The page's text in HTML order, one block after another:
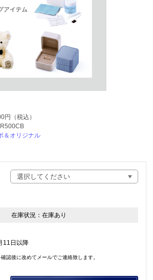
円
（税込）
＆オリジナル
在庫状況： 在庫あり
11日以降
認後に改めてメールでご連絡致します。